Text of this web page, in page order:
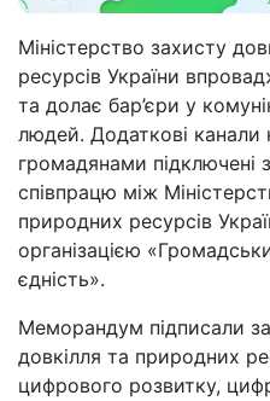
Міністерство захисту
ресурсів України
та долає бар’єри у
людей. Додаткові канали
громадянами
співпрацю між
природних ресурсів
організацією
єдність».
Меморандум підписали
довкілля та природних
цифрового розвитку,